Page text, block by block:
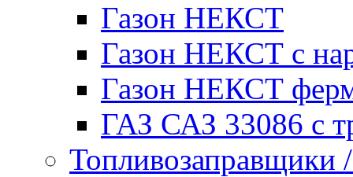
Газон НЕКСТ
Газон НЕКСТ с
Газон НЕКСТ
ГАЗ САЗ 33086 с
Топливозаправщики